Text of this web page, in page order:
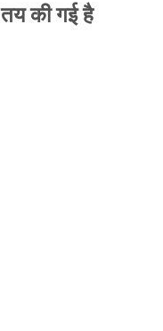
की गई है